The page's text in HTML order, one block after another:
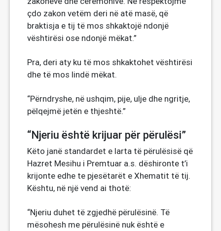
çdo zakon vetëm deri në atë masë, që
braktisja e tij të mos shkaktojë ndonjë
vështirësi ose ndonjë mëkat.”
Pra, deri aty ku të mos shkaktohet vështirësi
dhe të mos lindë mëkat.
“Përndryshe, në ushqim, pije, ulje dhe ngritje,
pëlqejmë jetën e thjeshtë.”
“Njeriu është krijuar për përulësi”
Këto janë standardet e larta të përulësisë që
Hazret Mesihu i Premtuar a.s. dëshironte t’i
krijonte edhe te pjesëtarët e Xhematit të tij.
Kështu, në një vend ai thotë:
“Njeriu duhet të zgjedhë përulësinë. Të
mësohesh me përulësinë nuk është e